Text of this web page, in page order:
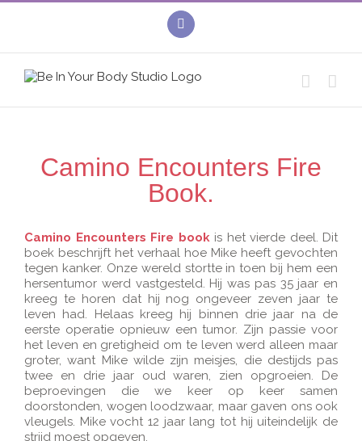
Skip
linkedin
Camino Encounters Fire
Book.
Camino Encounters Fire bookis het vierde deel. Dit
boek beschrijft het verhaal hoe Mike heeft gevochten
tegen kanker. Onze wereld stortte in toen bij hem een
hersentumor werd vastgesteld. Hij was pas 35 jaar en
kreeg te horen dat hij nog ongeveer zeven jaar te
leven had. Helaas kreeg hij binnen drie jaar na de
eerste operatie opnieuw een tumor. Zijn passie voor
het leven en gretigheid om te leven werd alleen maar
groter, want Mike wilde zijn meisjes, die destijds pas
twee en drie jaar oud waren, zien opgroeien. De
beproevingen die we keer op keer samen
doorstonden, wogen loodzwaar, maar gaven ons ook
vleugels. Mike vocht 12 jaar lang tot hij uiteindelijk de
strijd moest opgeven.